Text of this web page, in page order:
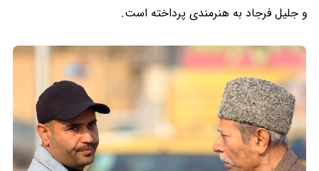
و جلیل فرجاد به هنرمندی پرداخته است.